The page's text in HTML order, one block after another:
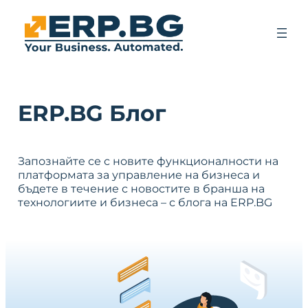
ERP.BG Блог
Запознайте се с новите функционалности на
платформата за управление на бизнеса и
бъдете в течение с новостите в бранша на
технологиите и бизнеса – с блога на ERP.BG